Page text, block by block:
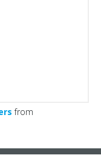
from